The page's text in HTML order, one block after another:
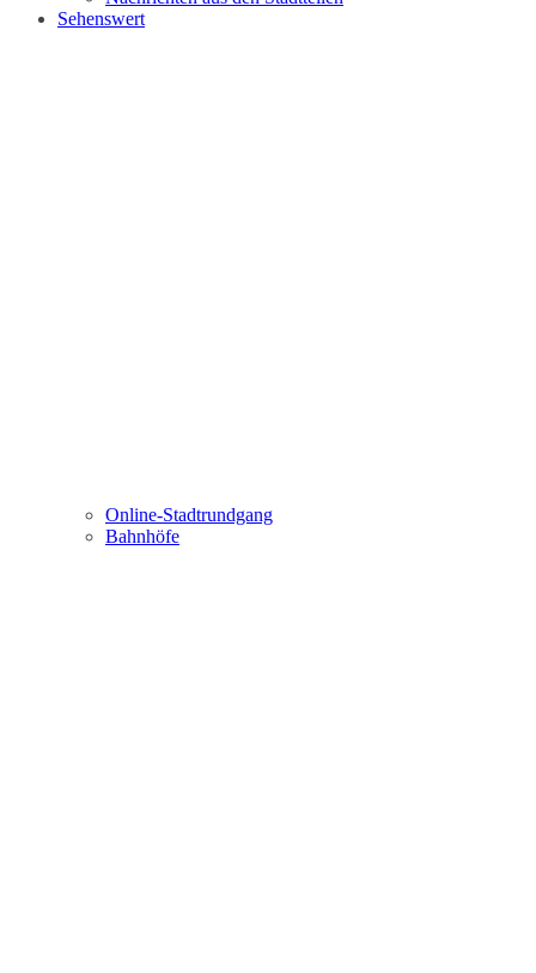
Sehenswert
Online-Stadtrundgang
Bahnhöfe